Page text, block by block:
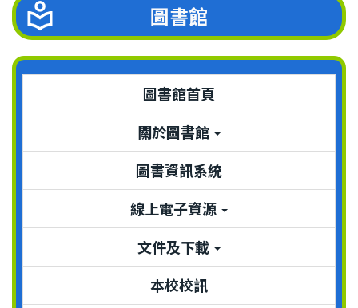
圖書館
圖書館首頁
關於圖書館
圖書資訊系統
線上電子資源
文件及下載
本校校訊